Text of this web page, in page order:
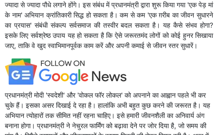
ज्यादा से ज्यादा पौधे लगाने होंगे। इस संबंध में प्रधानमंत्री द्वारा शुरू किया गया 'एक पेड़ मां
के नाम' अभियान क्रांतिकारी सिद्ध हो सकता है। कम से कम 'एक ग़रीब का जीवन सुधारने
का प्रयास' संबंधी संकल्प सर्वसमाज की तस्वीर बदल सकता है। यह कैसे संभव होगा?
इसके लिए सर्वश्रेष्ठ उपाय यह हो सकता है कि ऐसे जरूरतमंद लोगों को कोई हुनर सिखाया
जाए, ताकि वे खुद स्वाभिमानपूर्वक काम करें और अपनी कमाई से जीवन स्तर सुधारें।
प्रधानमंत्री मोदी 'स्वदेशी' और 'वोकल फॉर लोकल' को अपनाने का आह्वान पहले भी कर
चुके हैं। इसका असर दिखाई दे रहा है। हालांकि अभी बहुत कुछ करने की जरूरत है। यह
अभियान त्योहारों तक सीमित नहीं रहना चाहिए। इसे हमारी जीवनशैली का अनिवार्य अंग
बनाना होगा। प्रधानमंत्री ने नेचुरल फार्मिंग को बढ़ावा देने पर जोर दिया है, जो समय की